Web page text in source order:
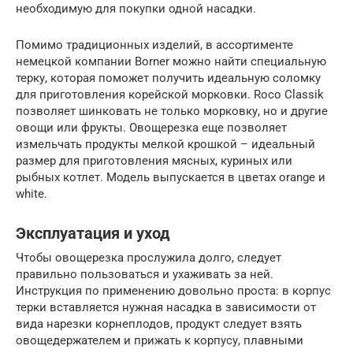
необходимую для покупки одной насадки.
Помимо традиционных изделий, в ассортименте
немецкой компании Borner можно найти специальную
терку, которая поможет получить идеальную соломку
для приготовления корейской морковки. Roco Classik
позволяет шинковать не только морковку, но и другие
овощи или фрукты. Овощерезка еще позволяет
измельчать продукты мелкой крошкой – идеальный
размер для приготовления мясных, куриных или
рыбных котлет. Модель выпускается в цветах orange и
white.
Эксплуатация и уход
Чтобы овощерезка прослужила долго, следует
правильно пользоваться и ухаживать за ней.
Инструкция по применению довольно проста: в корпус
терки вставляется нужная насадка в зависимости от
вида нарезки корнеплодов, продукт следует взять
овощедержателем и прижать к корпусу, плавными